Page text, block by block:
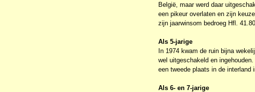
België, maar werd daar
een pikeur overlaten en zijn
zijn jaarwinsom bedroeg Hfl.
Als 5-jarige
In 1974 kwam de ruin bijna
wel uitgeschakeld en
een tweede plaats in de interland
Als 6- en 7-jarige